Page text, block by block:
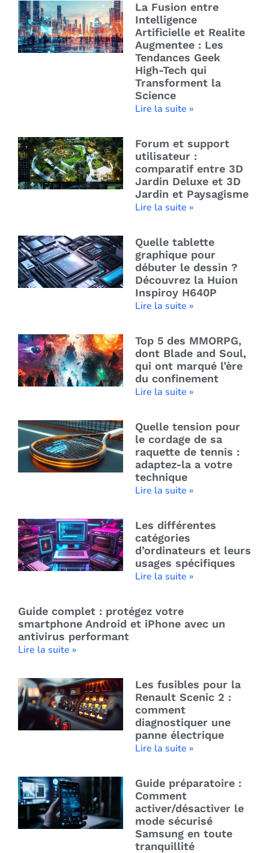
La Fusion entre
Intelligence
Artificielle et Realite
Augmentee : Les
Tendances Geek
High-Tech qui
Transforment la
Science
Lire la suite »
Forum et support
utilisateur :
comparatif entre 3D
Jardin Deluxe et 3D
Jardin et Paysagisme
Lire la suite »
Quelle tablette
graphique pour
débuter le dessin ?
Découvrez la Huion
Inspiroy H640P
Lire la suite »
Top 5 des MMORPG,
dont Blade and Soul,
qui ont marqué l’ère
du confinement
Lire la suite »
Quelle tension pour
le cordage de sa
raquette de tennis :
adaptez-la a votre
technique
Lire la suite »
Les différentes
catégories
d’ordinateurs et leurs
usages spécifiques
Lire la suite »
Guide complet : protégez votre
smartphone Android et iPhone avec un
antivirus performant
Lire la suite »
Les fusibles pour la
Renault Scenic 2 :
comment
diagnostiquer une
panne électrique
Lire la suite »
Guide préparatoire :
Comment
activer/désactiver le
mode sécurisé
Samsung en toute
tranquillité